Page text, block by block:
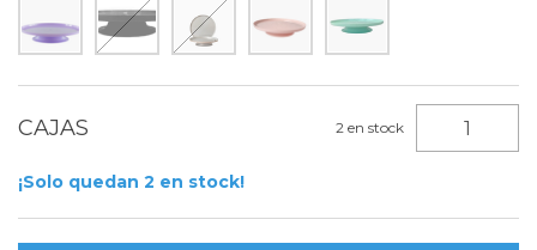
2 en stock
¡Solo quedan 2 en stock!